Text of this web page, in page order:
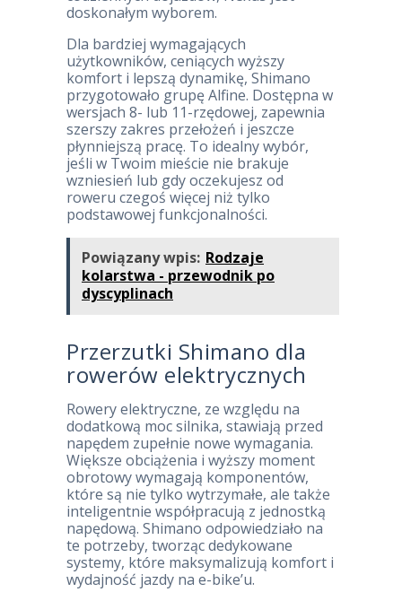
doskonałym wyborem.
Dla bardziej wymagających
użytkowników, ceniących wyższy
komfort i lepszą dynamikę, Shimano
przygotowało grupę Alfine. Dostępna w
wersjach 8- lub 11-rzędowej, zapewnia
szerszy zakres przełożeń i jeszcze
płynniejszą pracę. To idealny wybór,
jeśli w Twoim mieście nie brakuje
wzniesień lub gdy oczekujesz od
roweru czegoś więcej niż tylko
podstawowej funkcjonalności.
Powiązany wpis: Rodzaje
kolarstwa - przewodnik po
dyscyplinach
Przerzutki Shimano dla
rowerów elektrycznych
Rowery elektryczne, ze względu na
dodatkową moc silnika, stawiają przed
napędem zupełnie nowe wymagania.
Większe obciążenia i wyższy moment
obrotowy wymagają komponentów,
które są nie tylko wytrzymałe, ale także
inteligentnie współpracują z jednostką
napędową. Shimano odpowiedziało na
te potrzeby, tworząc dedykowane
systemy, które maksymalizują komfort i
wydajność jazdy na e-bike’u.